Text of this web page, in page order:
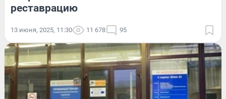
реставрацию
13 июня, 2025, 11:30 11 678 95